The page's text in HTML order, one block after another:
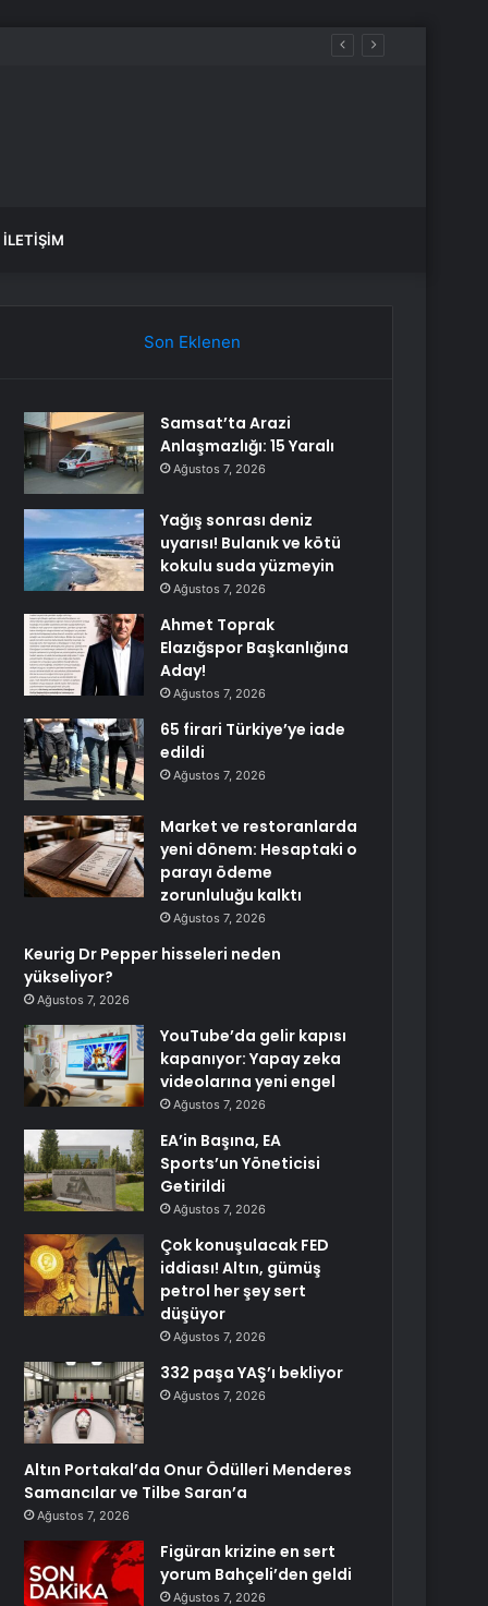
İLETIŞIM
Son Eklenen
Samsat’ta Arazi
Anlaşmazlığı: 15 Yaralı
Ağustos 7, 2026
Yağış sonrası deniz
uyarısı! Bulanık ve kötü
kokulu suda yüzmeyin
Ağustos 7, 2026
Ahmet Toprak
Elazığspor Başkanlığına
Aday!
Ağustos 7, 2026
65 firari Türkiye’ye iade
edildi
Ağustos 7, 2026
Market ve restoranlarda
yeni dönem: Hesaptaki o
parayı ödeme
zorunluluğu kalktı
Ağustos 7, 2026
Keurig Dr Pepper hisseleri neden
yükseliyor?
Ağustos 7, 2026
YouTube’da gelir kapısı
kapanıyor: Yapay zeka
videolarına yeni engel
Ağustos 7, 2026
EA’in Başına, EA
Sports’un Yöneticisi
Getirildi
Ağustos 7, 2026
Çok konuşulacak FED
iddiası! Altın, gümüş
petrol her şey sert
düşüyor
Ağustos 7, 2026
332 paşa YAŞ’ı bekliyor
Ağustos 7, 2026
Altın Portakal’da Onur Ödülleri Menderes
Samancılar ve Tilbe Saran’a
Ağustos 7, 2026
Figüran krizine en sert
yorum Bahçeli’den geldi
Ağustos 7, 2026